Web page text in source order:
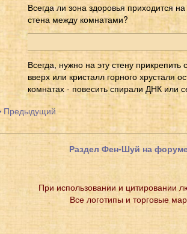
Всегда ли зона здоровья приходится
стена между комнатами?
Всегда, нужно на эту стену
вверх или кристалл горного хрусталя
комнатах - повесить спирали ДНК или
Предыдущий
Раздел Фен-Шуй на
При использовании и цитировании
Все логотипы и торговые